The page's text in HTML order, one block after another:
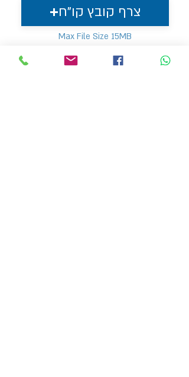
צרף קובץ קו"ח
Max File Size 15MB
למשרות נוספות בתחום